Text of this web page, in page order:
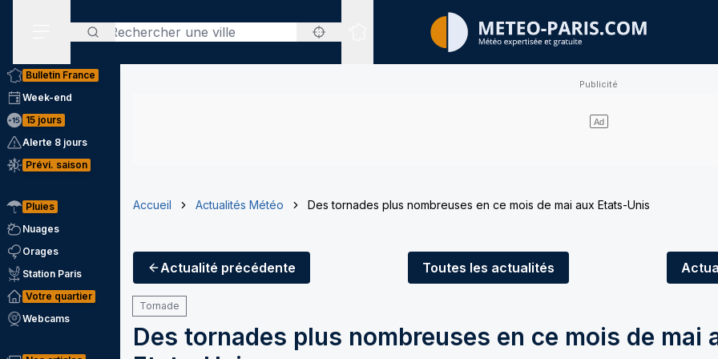
Rechercher
Sites expertisés
Bulletin France
Week-end
15 jours
Alerte 8 jours
Prévi. saison
Pluies
Nuages
Orages
Station Paris
Votre quartier
Webcams
Accueil Actualités Météo Des tornades plus nombreuses en ce mois de mai aux Etats-Unis
Actualité précédente Toutes les actualités
Tornade
Des tornades plus nombreuses en ce mois de mai